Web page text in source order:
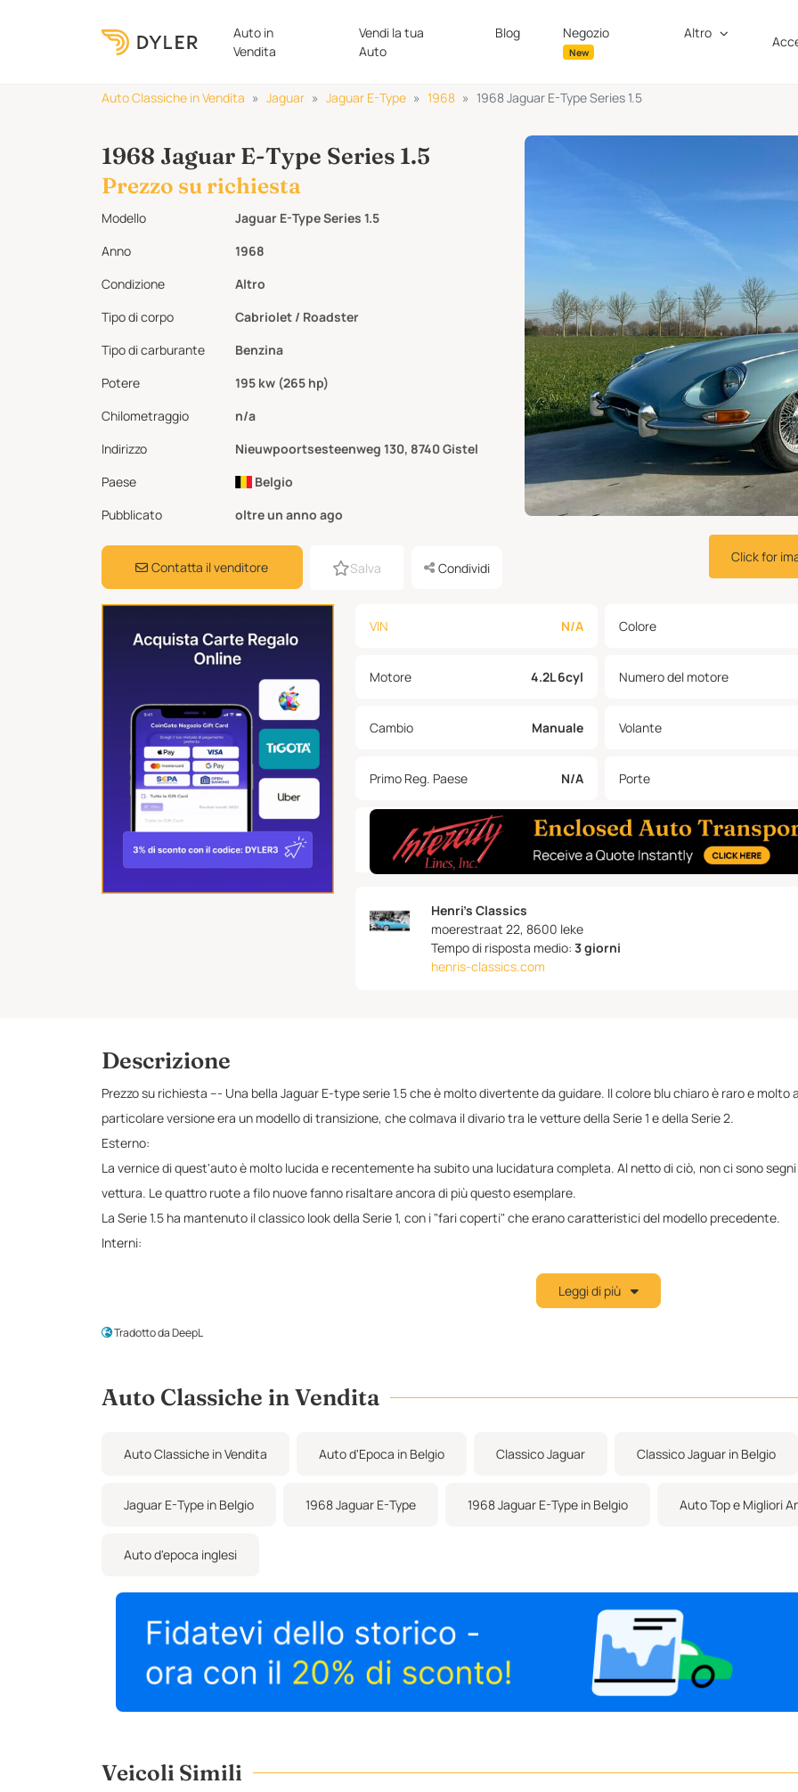
Auto in
Vendita
Vendi la tua
Auto
Blog Negozio
New
Altro
Auto Classiche in Vendita Jaguar Jaguar E-Type 1968 1968 Jaguar E-Type Series 1.5
1968 Jaguar E-Type Series 1.5
Prezzo su richiesta
Modello
Jaguar E-Type Series 1.5
Anno
1968
Condizione
Altro
Tipo di corpo
Cabriolet / Roadster
Tipo di carburante
Benzina
Potere
195 kw (265 hp)
Chilometraggio
n/a
Indirizzo
Nieuwpoortsesteenweg 130, 8740 Gistel
Paese
Belgio
Pubblicato
oltre un anno ago
Contatta il venditore Salva Condividi
Click for
VIN N/A Colore
Motore 4.2L 6cyl Numero del motore
Cambio Manuale Volante
Primo Reg. Paese N/A Porte
Henri's Classics
moerestraat 22, 8600 leke
Tempo di risposta medio: 3 giorni
henris-classics.com
Descrizione
Prezzo su richiesta --- Una bella Jaguar E-type serie 1.5 che è molto divertente da guidare. Il colore blu chiaro è raro e
particolare versione era un modello di transizione, che colmava il divario tra le vetture della Serie 1 e della Serie 2.
Esterno:
La vernice di quest'auto è molto lucida e recentemente ha subito una lucidatura completa. Al netto di ciò, non ci sono
vettura. Le quattro ruote a filo nuove fanno risaltare ancora di più questo esemplare.
La Serie 1.5 ha mantenuto il classico look della Serie 1, con i "fari coperti" che erano caratteristici del modello precedente.
Interni:
tappeti e finiture di qualità Jaguar blu, compresi i rivestimenti delle portiere. La console centrale è stata rivestita e i sedili
Tutti gli indicatori sono funzionanti.
Questo esemplare monta un motore sei cilindri in linea da 4,2 litri (con tre carburatori), che produce circa 265 cavalli e
Leggi di più
Tradotto da DeepL
Auto Classiche in Vendita
Auto Classiche in Vendita Auto d'Epoca in Belgio Classico Jaguar Classico Jaguar in Belgio
Jaguar E-Type in Belgio 1968 Jaguar E-Type 1968 Jaguar E-Type in Belgio Auto Top e Migliori
Auto d'epoca inglesi
Veicoli Simili